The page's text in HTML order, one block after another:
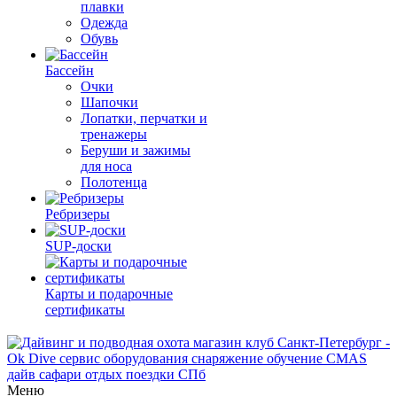
плавки
Одежда
Обувь
Бассейн
Очки
Шапочки
Лопатки, перчатки и
тренажеры
Беруши и зажимы
для носа
Полотенца
Ребризеры
SUP-доски
Карты и подарочные
сертификаты
Меню